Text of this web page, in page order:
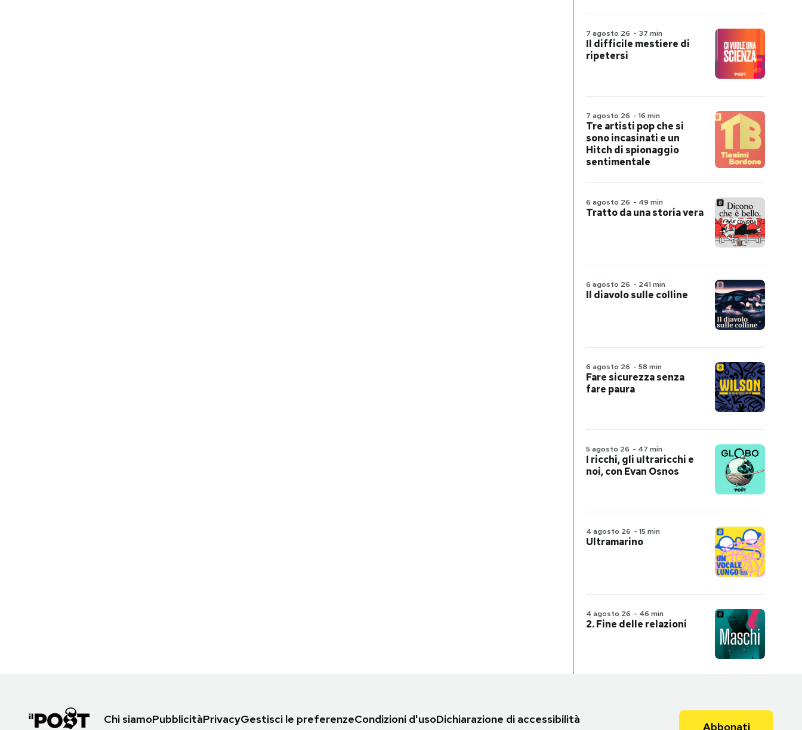
7 agosto 26 - 37 min
Il difficile mestiere di
ripetersi
7 agosto 26 - 16 min
Tre artisti pop che si
sono incasinati e un
Hitch di spionaggio
sentimentale
6 agosto 26 - 49 min
Tratto da una storia vera
6 agosto 26 - 241 min
Il diavolo sulle colline
6 agosto 26 - 58 min
Fare sicurezza senza
fare paura
5 agosto 26 - 47 min
I ricchi, gli ultraricchi e
noi, con Evan Osnos
4 agosto 26 - 15 min
Ultramarino
4 agosto 26 - 46 min
2. Fine delle relazioni
Chi siamoPubblicitàPrivacyGestisci le preferenzeCondizioni d'usoDichiarazione di accessibilità
Abbonati